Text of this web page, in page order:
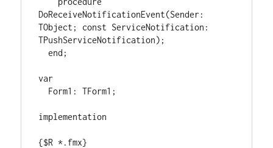
DoReceiveNotificationEvent(Sender:
TObject; const ServiceNotification:
TPushServiceNotification);
  end;
var
implementation
{$R *.fmx}